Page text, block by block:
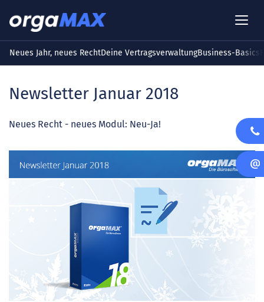
Neues Jahr, neues RechtDeine VertragsverwaltungBusiness-Basics
Newsletter Januar 2018
Neues Recht - neues Modul: Neu-Ja!